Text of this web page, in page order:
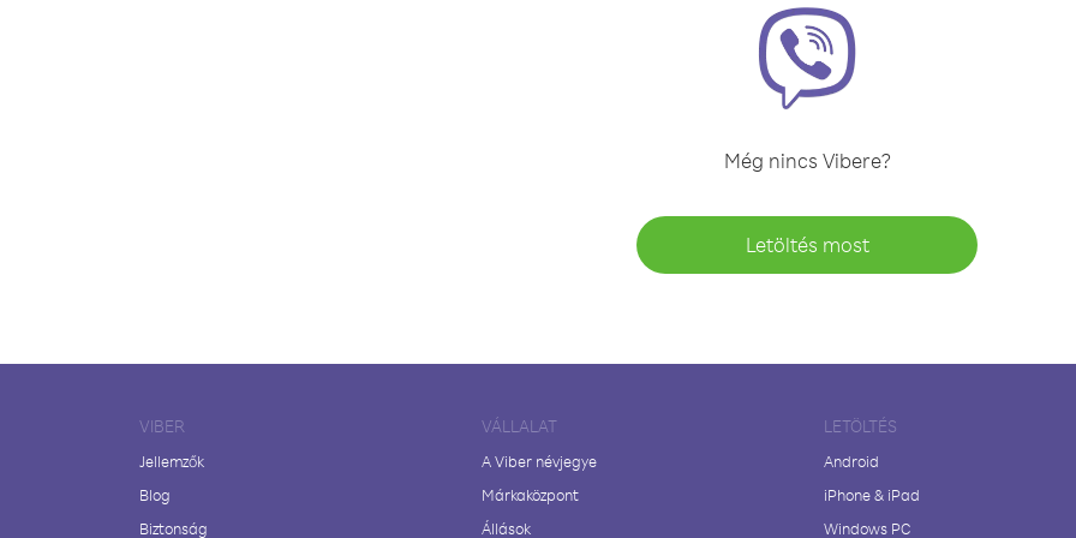
Még nincs Vibere?
Letöltés most
VIBER
Jellemzők
Blog
Biztonság
VÁLLALAT
A Viber névjegye
Márkaközpont
Állások
LETÖLTÉS
Android
iPhone & iPad
Windows PC